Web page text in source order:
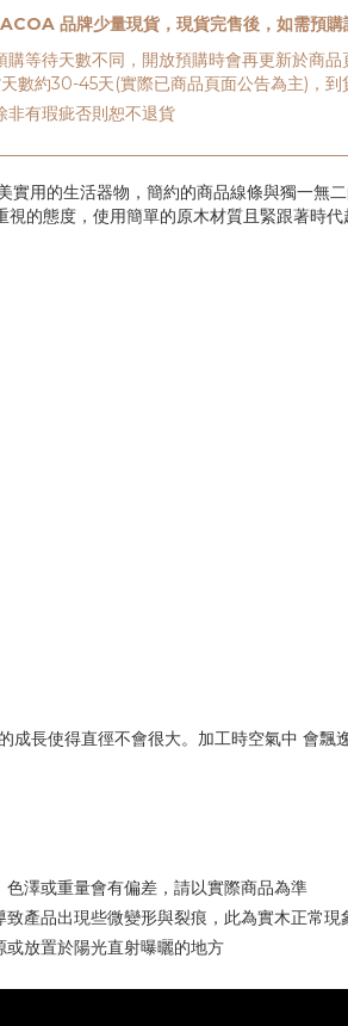
品牌少量現貨，現貨完售後，如需預
等待天數不同，開放預購時會再更新於商
數約30-45天(實際已商品頁面公告為主)，
非有瑕疵否則恕不退貨
用的生活器物，簡約的商品線條與獨一無
的態度，使用簡單的原木材質且緊跟著時代
成長使得直徑不會很大。加工時空氣中 會
澤或重量會有偏差，請以實際商品為準
產品出現些微變形與裂痕，此為實木正常現
放置於陽光直射曝曬的地方